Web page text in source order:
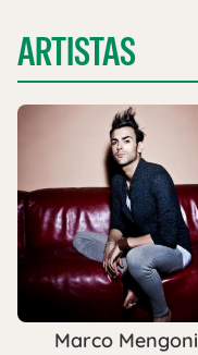
ARTISTAS
Marco Mengoni